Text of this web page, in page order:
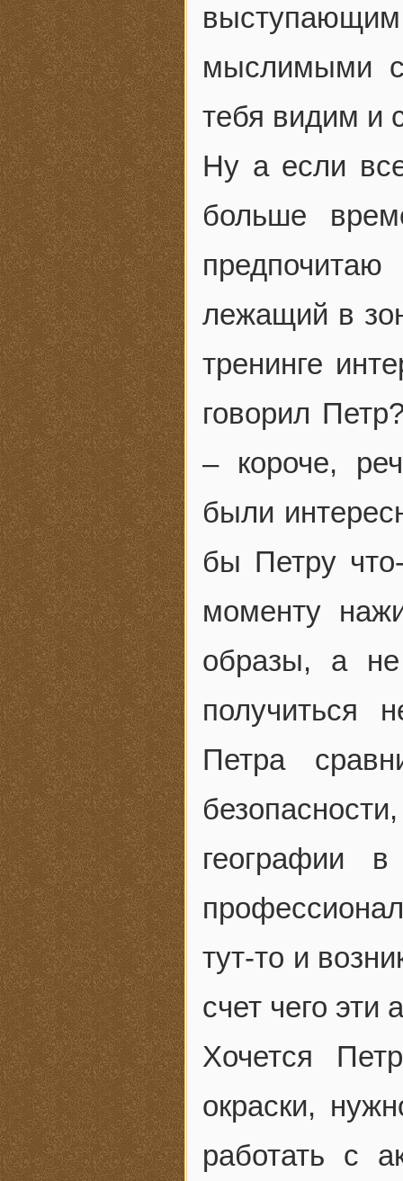
мыслимыми
тебя видим и
Ну а если
больше
лежащий в
тренинге
говорил
– короче,
были
бы Петру
моменту
образы, а не
получиться
Петра
географии
тут-то и
счет чего эти
Хочется
окраски,
работать с